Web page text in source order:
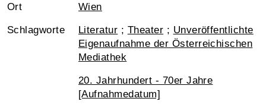
Ort Wien
Schlagworte Literatur ; Theater ; Unveröffentlichte
Eigenaufnahme der Österreichischen
Mediathek
20. Jahrhundert - 70er Jahre
[Aufnahmedatum]